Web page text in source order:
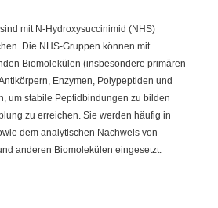
mit N-Hydroxysuccinimid (NHS)
Die NHS-Gruppen können mit
Biomolekülen (insbesondere primären
Enzymen, Polypeptiden und
um stabile Peptidbindungen zu bilden
zu erreichen. Sie werden häufig in
dem analytischen Nachweis von
anderen Biomolekülen eingesetzt.